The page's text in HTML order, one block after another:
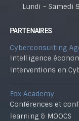
Lundi - Samedi
PARTENAIRES
Cyberconsulting
Intelligence
Interventions en
Fox Academy
Conférences et
learning & MOOCS